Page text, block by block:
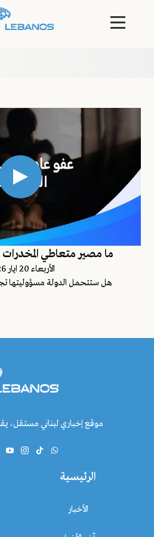
ما مصير متعاطي المخدرات
اﻷربعاء 20 ايار 2026
هل ستتحمل الدولة مسؤوليتها
موقع إخباري لبناني مستقل،
الرئيسية
الأخبار